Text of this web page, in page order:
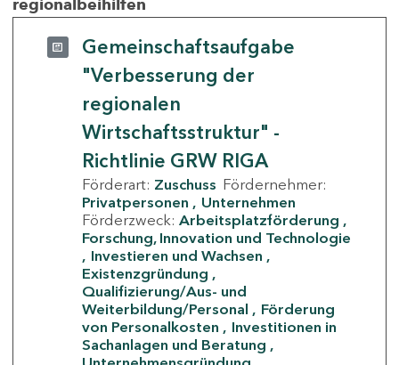
regionalbeihilfen
Gemeinschaftsaufgabe
"Verbesserung der
regionalen
Wirtschaftsstruktur" -
Richtlinie GRW RIGA
Förderart: Zuschuss Fördernehmer:
Privatpersonen
Unternehmen
Förderzweck: Arbeitsplatzförderung
Forschung, Innovation und Technologie
Investieren und Wachsen
Existenzgründung
Qualifizierung/Aus- und
Weiterbildung/Personal
Förderung
von Personalkosten
Investitionen in
Sachanlagen und Beratung